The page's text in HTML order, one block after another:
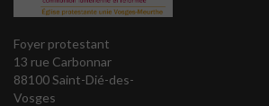
Foyer protestant
13 rue Carbonnar
88100 Saint-Dié-des-
Vosges